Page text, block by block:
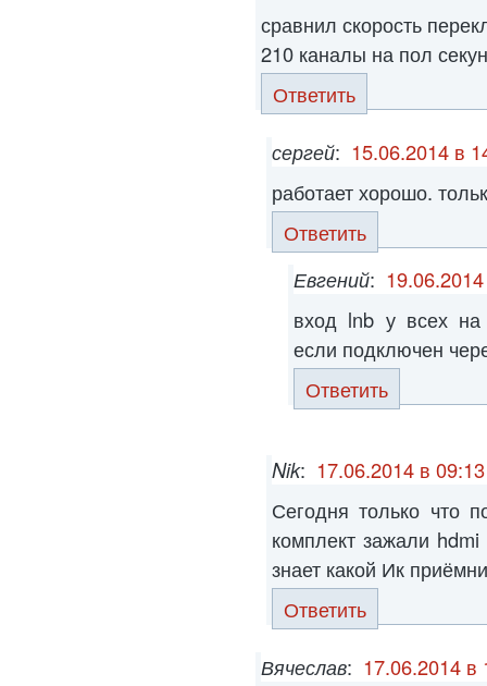
сравнил скорость
210 каналы на пол
Ответить
сергей: 15.06.2014 в
работает хорошо.
Ответить
Евгений:
вход lnb у всех на
если подключен
Ответить
Nik: 17.06.2014 в 09:13
Сегодня только что
комплект зажали
знает какой Ик
Ответить
Вячеслав: 17.06.2014 в